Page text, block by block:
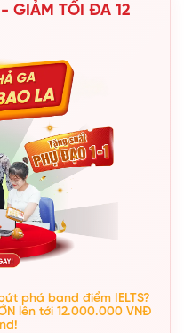
- GIẢM TỐI ĐA 12
phá band điểm IELTS?
lên tới 12.000.000 VNĐ